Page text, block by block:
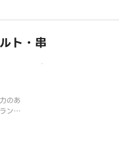
ト・串
のあ
ンク